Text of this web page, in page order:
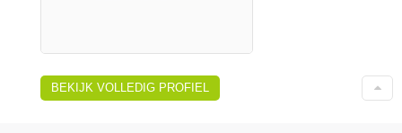
BEKIJK VOLLEDIG PROFIEL